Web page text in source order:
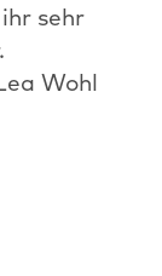
sehr
Wohl